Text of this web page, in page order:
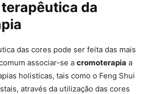
da
das cores pode ser feita das mais
associar-se a cromoterapia a
holisticas, tais como o Feng Shui
através da utilização das cores